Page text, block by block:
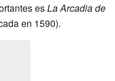
esLa Arcadia de
en 1590).